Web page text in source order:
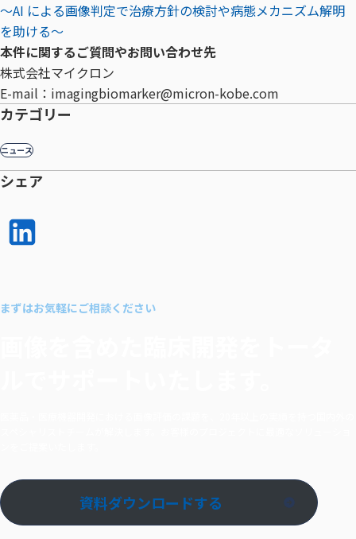
〜AI による画像判定で治療⽅針の検討や病態メカニズム解明
を助ける〜
本件に関するご質問やお問い合わせ先
株式会社マイクロン
E-mail：imagingbiomarker@micron-kobe.com
カテゴリー
ニュース
シェア
シェア
まずはお気軽にご相談ください
資料ダウンロードする